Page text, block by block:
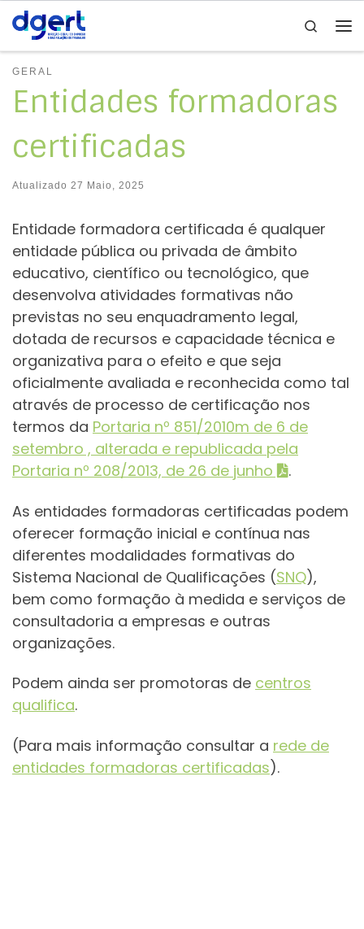
Skip to content
Search
GERAL
Entidades formadoras
certificadas
Atualizado 27 Maio, 2025
Entidade formadora certificada é qualquer
entidade pública ou privada de âmbito
educativo, científico ou tecnológico, que
desenvolva atividades formativas não
previstas no seu enquadramento legal,
dotada de recursos e capacidade técnica e
organizativa para o efeito e que seja
oficialmente avaliada e reconhecida como tal
através de processo de certificação nos
termos da Portaria nº 851/2010m de 6 de
setembro , alterada e republicada pela
Portaria nº 208/2013, de 26 de junho
.
As entidades formadoras certificadas podem
oferecer formação inicial e contínua nas
diferentes modalidades formativas do
Sistema Nacional de Qualificações (SNQ),
bem como formação à medida e serviços de
consultadoria a empresas e outras
organizações.
Podem ainda ser promotoras de centros
qualifica.
(Para mais informação consultar a rede de
entidades formadoras certificadas).